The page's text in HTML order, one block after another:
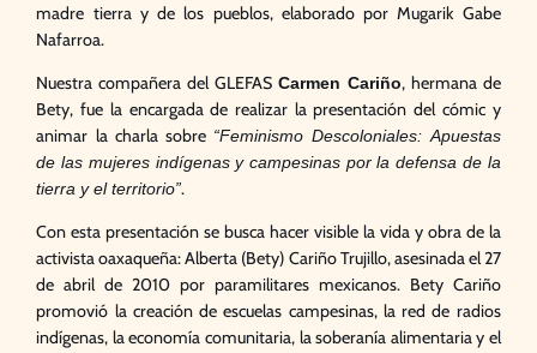
madre tierra y de los pueblos, elaborado por Mugarik Gabe
Nafarroa.
Nuestra compañera del GLEFASCarmen Cariño, hermana de
Bety, fue la encargada de realizar la presentación del cómic y
animar la charla sobre “Feminismo Descoloniales: Apuestas
de las mujeres indígenas y campesinas por la defensa de la
tierra y el territorio”.
Con esta presentación se busca hacer visible la vida y obra de la
activista oaxaqueña: Alberta (Bety) Cariño Trujillo, asesinada el 27
de abril de 2010 por paramilitares mexicanos. Bety Cariño
promovió la creación de escuelas campesinas, la red de radios
indígenas, la economía comunitaria, la soberanía alimentaria y el